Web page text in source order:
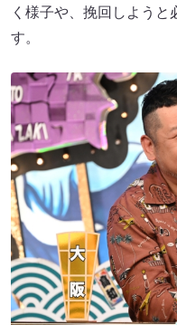
く様子や、挽回しようと
す。